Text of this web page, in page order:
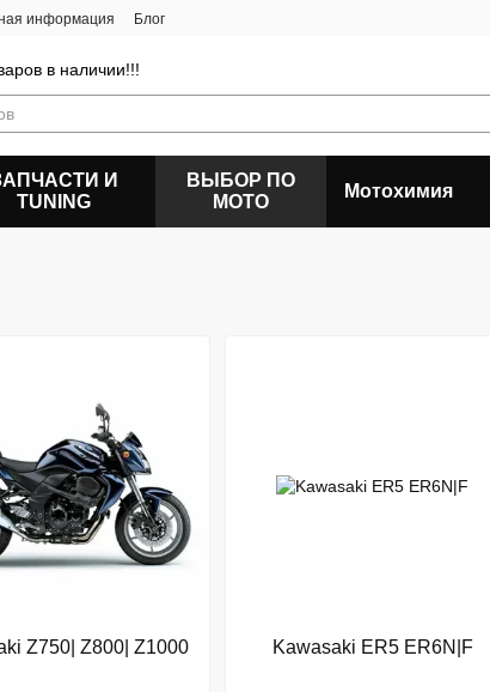
информация Блог
в наличии!!!
И
ТUNING
ВЫБОР ПО
МОТО
Мотохимия
Z750| Z800| Z1000 Kawasaki ER5 ER6N|F